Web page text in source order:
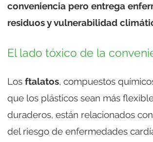
conveniencia pero entrega
residuos y vulnerabilidad
El lado tóxico de la
Los ftalatos, compuestos
que los plásticos sean más
duraderos, están relacionados
del riesgo de enfermedades